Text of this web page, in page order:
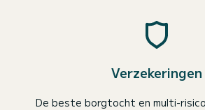
Verzekeringen
De beste borgtocht en multi-